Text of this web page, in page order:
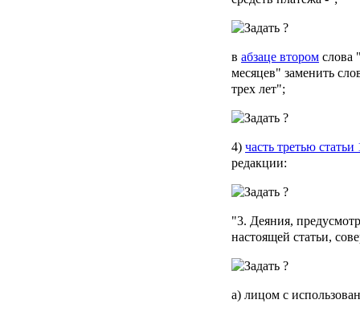
в абзаце втором слова
месяцев" заменить
трех лет";
4) часть третью статьи
редакции:
"3. Деяния,
настоящей статьи,
а) лицом с